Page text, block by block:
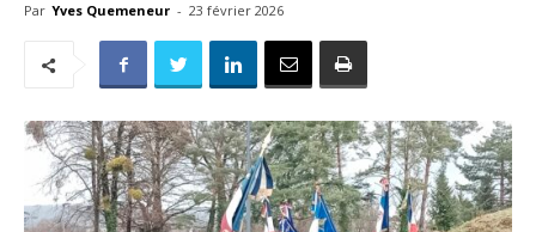
Par Yves Quemeneur - 23 février 2026